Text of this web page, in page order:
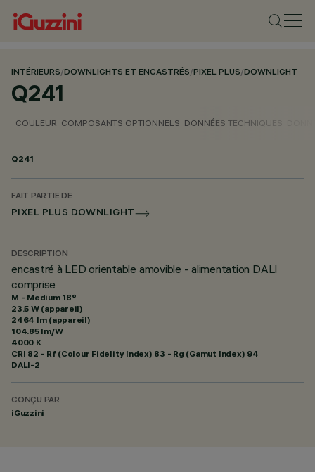
INTÉRIEURS/DOWNLIGHTS ET ENCASTRÉS/PIXEL PLUS/DOWNLIGHT
Q241
COULEUR COMPOSANTS OPTIONNELS DONNÉES TECHNIQUES
Q241
FAIT PARTIE DE
PIXEL PLUS DOWNLIGHT
DESCRIPTION
encastré à LED orientable amovible - alimentation DALI
comprise
M - Medium 18°
23.5 W (appareil)
2464 lm (appareil)
104.85 lm/W
4000 K
CRI 82 - Rf (Colour Fidelity Index) 83 - Rg (Gamut Index) 94
DALI-2
CONÇU PAR
iGuzzini